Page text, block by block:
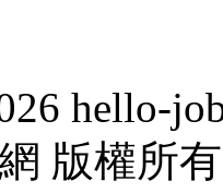
hello-
版權所有